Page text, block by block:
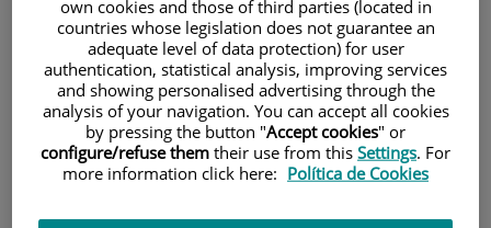
Investigación
own cookies and those of third parties (located in
countries whose legislation does not guarantee an
adequate level of data protection) for user
authentication, statistical analysis, improving services
and showing personalised advertising through the
analysis of your navigation. You can accept all cookies
by pressing the button "Accept cookies" or
configure/refuse them their use from this Settings. For
more information click here: Política de Cookies